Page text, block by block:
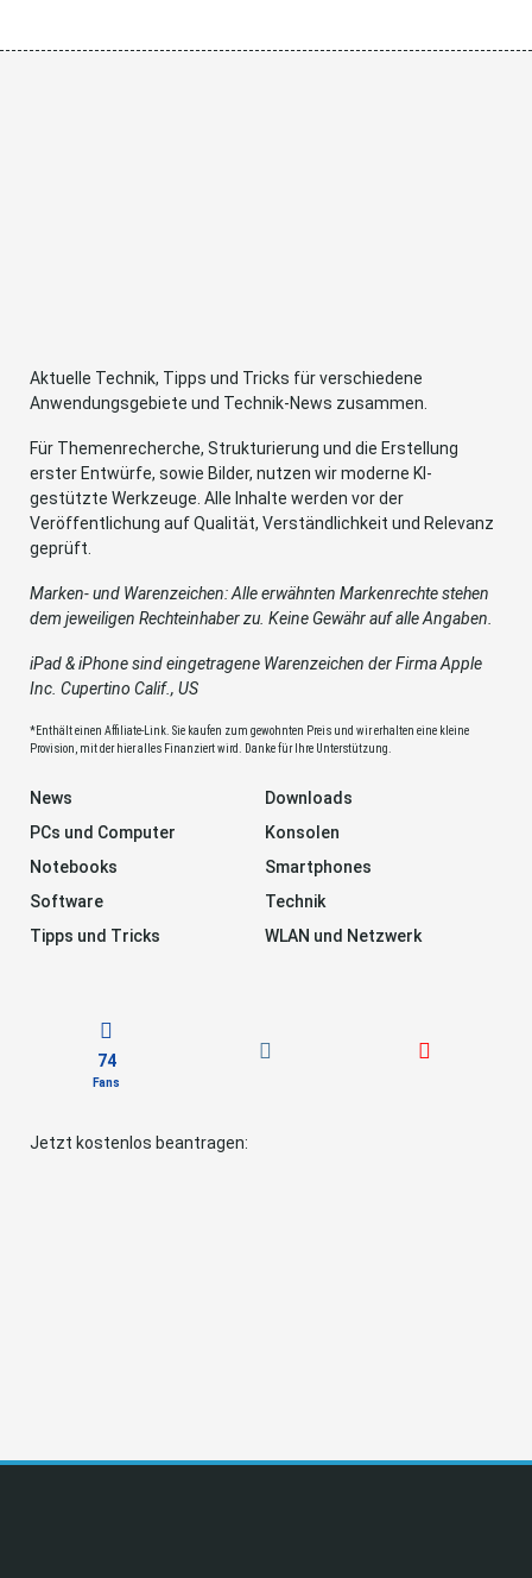
Aktuelle Technik, Tipps und Tricks für verschiedene
Anwendungsgebiete und Technik-News zusammen.
Für Themenrecherche, Strukturierung und die Erstellung
erster Entwürfe, sowie Bilder, nutzen wir moderne KI-
gestützte Werkzeuge. Alle Inhalte werden vor der
Veröffentlichung auf Qualität, Verständlichkeit und Relevanz
geprüft.
Marken- und Warenzeichen: Alle erwähnten Markenrechte stehen
dem jeweiligen Rechteinhaber zu. Keine Gewähr auf alle Angaben.
iPad & iPhone sind eingetragene Warenzeichen der Firma Apple
Inc. Cupertino Calif., US
*Enthält einen Affiliate-Link. Sie kaufen zum gewohnten Preis und wir erhalten eine kleine
Provision, mit der hier alles Finanziert wird. Danke für Ihre Unterstützung.
News
Downloads
PCs und Computer
Konsolen
Notebooks
Smartphones
Software
Technik
Tipps und Tricks
WLAN und Netzwerk
74
Fans
Jetzt kostenlos beantragen: